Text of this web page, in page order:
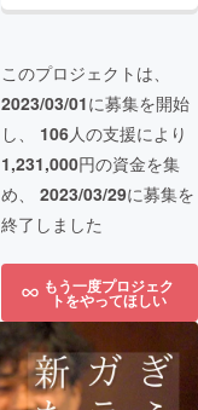
このプロジェクトは、
2023/03/01に募集を開始
し、 106人の支援により
1,231,000円の資金を集
め、 2023/03/29に募集を
終了しました
もう一度プロジェク
トをやってほしい